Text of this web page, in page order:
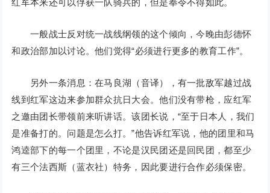
红军本来还可以俘获一队骑兵的，但是奉令不得如此。
一般战士反对统一战线纲领的这个倾向，今晚由彭德怀
和政治部加以讨论。他们觉得“必须进行更多的教育工作”。
另外一条消息：在马良湖（音译），有一批敌军越过战
线到红军这边来参加群众抗日大会。他们没有带枪，应红军
之邀由团长带领前来听讲话。该团长说，“至于日本人，我们
是准备打的。问题是怎么打。”他告诉红军说，他的团里和马
鸿逵部下的每一个团里，不论是汉民团还是回民团，都至少
有三个法西斯（蓝衣社）特务，因此要进行合作必须保密。